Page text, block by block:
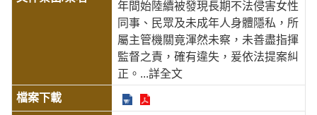
年間始陸續被發現長期不法侵害女性
同事、民眾及未成年人身體隱私，所
屬主管機關竟渾然未察，未善盡指揮
監督之責，確有違失，爰依法提案糾
正。 ...詳全文